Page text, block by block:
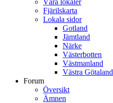
Fjärilskarta
Lokala sidor
Gotland
Jämtland
Närke
Västerbotten
Västmanland
Västra Götaland
Forum
Översikt
Ämnen